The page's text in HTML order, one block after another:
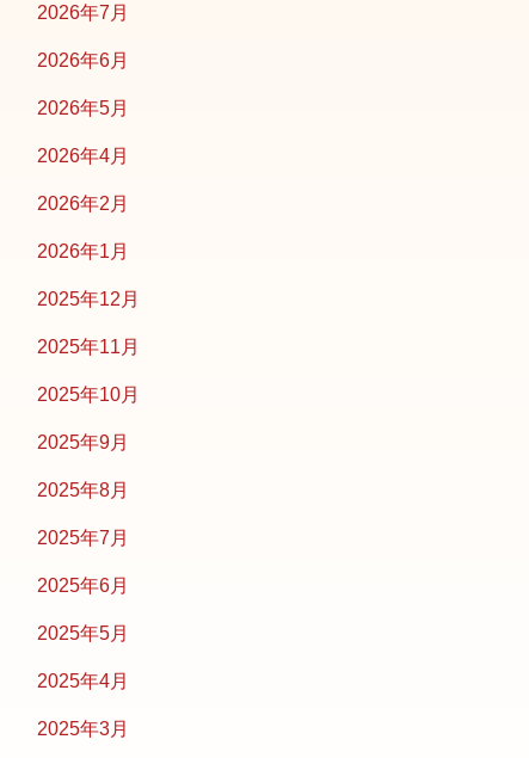
2026年7月
2026年6月
2026年5月
2026年4月
2026年2月
2026年1月
2025年12月
2025年11月
2025年10月
2025年9月
2025年8月
2025年7月
2025年6月
2025年5月
2025年4月
2025年3月